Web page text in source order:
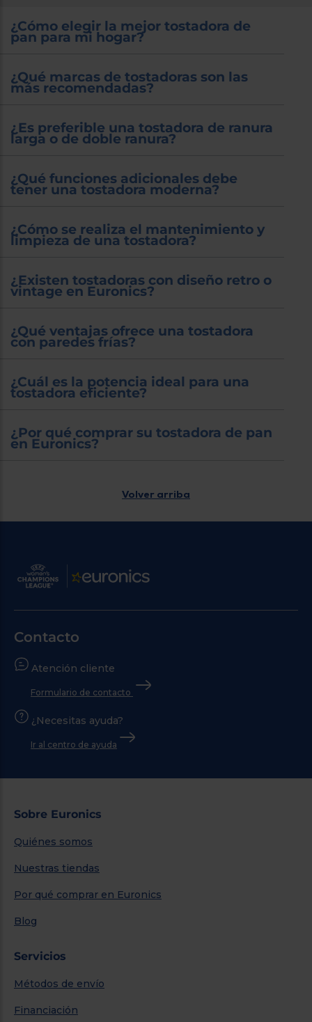
¿Cómo elegir la mejor tostadora de
pan para mi hogar?
¿Qué marcas de tostadoras son las
más recomendadas?
¿Es preferible una tostadora de ranura
larga o de doble ranura?
¿Qué funciones adicionales debe
tener una tostadora moderna?
¿Cómo se realiza el mantenimiento y
limpieza de una tostadora?
¿Existen tostadoras con diseño retro o
vintage en Euronics?
¿Qué ventajas ofrece una tostadora
con paredes frías?
¿Cuál es la potencia ideal para una
tostadora eficiente?
¿Por qué comprar su tostadora de pan
en Euronics?
Volver arriba
Contacto
Atención cliente
Formulario de contacto
¿Necesitas ayuda?
Ir al centro de ayuda
Sobre Euronics
Quiénes somos
Nuestras tiendas
Por qué comprar en Euronics
Blog
Servicios
Métodos de envío
Financiación